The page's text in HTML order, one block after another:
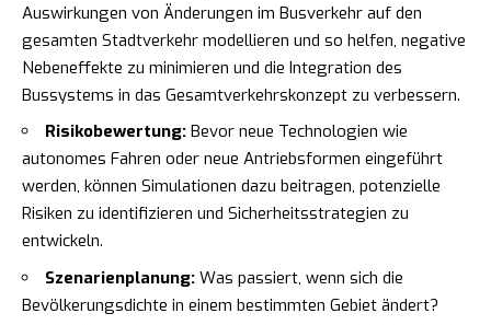
Auswirkungen von Änderungen im Busverkehr auf den
gesamten Stadtverkehr modellieren und so helfen, negative
Nebeneffekte zu minimieren und die Integration des
Bussystems in das Gesamtverkehrskonzept zu verbessern.
Risikobewertung: Bevor neue Technologien wie
autonomes Fahren oder neue Antriebsformen eingeführt
werden, können Simulationen dazu beitragen, potenzielle
Risiken zu identifizieren und Sicherheitsstrategien zu
entwickeln.
Szenarienplanung: Was passiert, wenn sich die
Bevölkerungsdichte in einem bestimmten Gebiet ändert?